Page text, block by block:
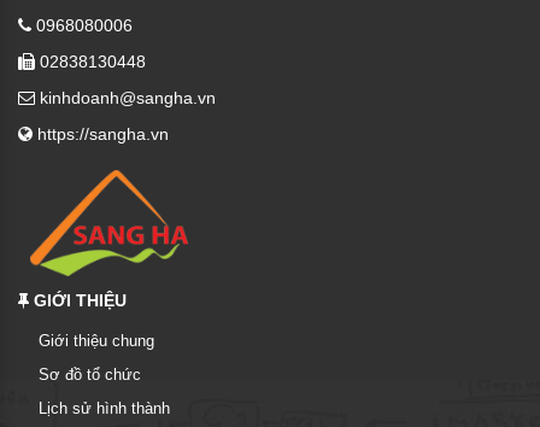
0968080006
02838130448
kinhdoanh@sangha.vn
https://sangha.vn
GIỚI THIỆU
Giới thiệu chung
Sơ đồ tổ chức
Lịch sử hình thành